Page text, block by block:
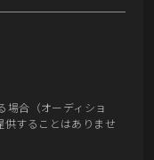
場合（オーディショ
供することはありませ